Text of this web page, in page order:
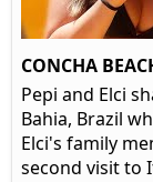
CONCHA
Pepi and Elci
Bahia, Brazil
Elci's family
second visit to